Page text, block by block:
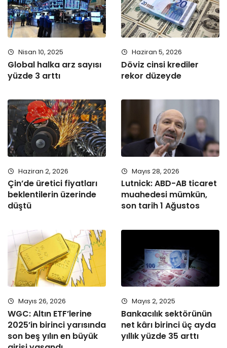
Nisan 10, 2025
Global halka arz sayısı
yüzde 3 arttı
Haziran 5, 2026
Döviz cinsi krediler
rekor düzeyde
Haziran 2, 2026
Çin’de üretici fiyatları
beklentilerin üzerinde
düştü
Mayıs 28, 2026
Lutnick: ABD-AB ticaret
muahedesi mümkün,
son tarih 1 Ağustos
Mayıs 26, 2026
WGC: Altın ETF’lerine
2025’in birinci yarısında
son beş yılın en büyük
Mayıs 2, 2025
Bankacılık sektörünün
net kârı birinci üç ayda
yıllık yüzde 35 arttı